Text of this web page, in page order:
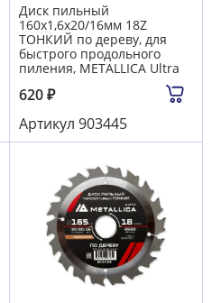
Диск пильный
160х1,6х20/16мм 18Z
ТОНКИЙ по дереву, для
быстрого продольного
пиления, METALLICA Ultra
620₽
Артикул 903445